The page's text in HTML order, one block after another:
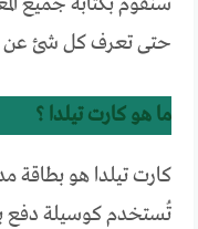
حتى تعرف كل شئ عن
ما هو كارت تيلدا ؟
كارت تيلدا هو
تُستخدم كوسيلة دفع